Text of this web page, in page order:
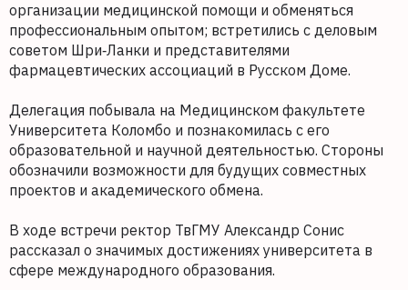
организации медицинской помощи и обменяться
профессиональным опытом; встретились с деловым
советом Шри‑Ланки и представителями
фармацевтических ассоциаций в Русском Доме.
Делегация побывала на Медицинском факультете
Университета Коломбо и познакомилась с его
образовательной и научной деятельностью. Стороны
обозначили возможности для будущих совместных
проектов и академического обмена.
В ходе встречи ректор ТвГМУ Александр Сонис
рассказал о значимых достижениях университета в
сфере международного образования.